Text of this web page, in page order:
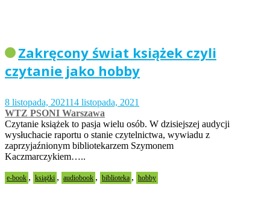
Zakręcony świat książek czyli
czytanie jako hobby
8 listopada, 202114 listopada, 2021
WTZ PSONI Warszawa
Czytanie książek to pasja wielu osób. W dzisiejszej audycji
wysłuchacie raportu o stanie czytelnictwa, wywiadu z
zaprzyjaźnionym bibliotekarzem Szymonem
Kaczmarczykiem…..
e-book , książki , audiobook , biblioteka , hobby